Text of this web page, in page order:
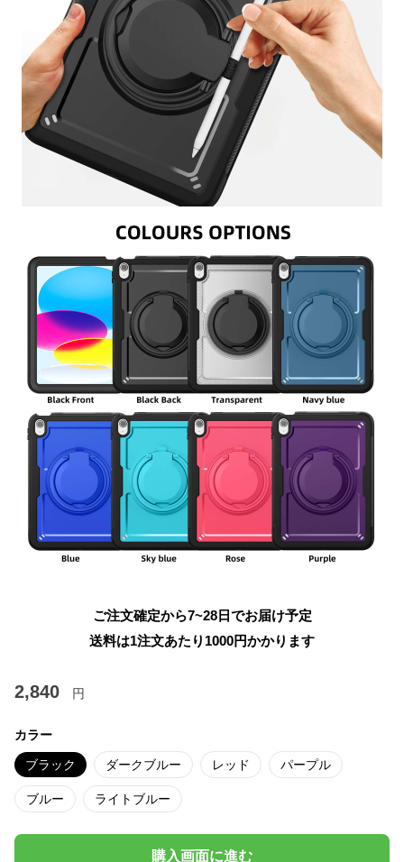
ご注文確定から7~28日でお届け予定
送料は1注文あたり 1000円かかります
2,840 円
カラー
ブラック ダークブルー レッド パープル
ブルー ライトブルー
購入画面に進む